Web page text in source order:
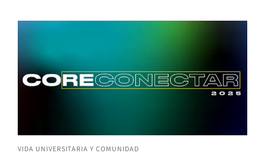
VIDA UNIVERSITARIA Y COMUNIDAD